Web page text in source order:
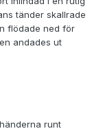
tänder skallrade
flödade ned för
andades ut
runt